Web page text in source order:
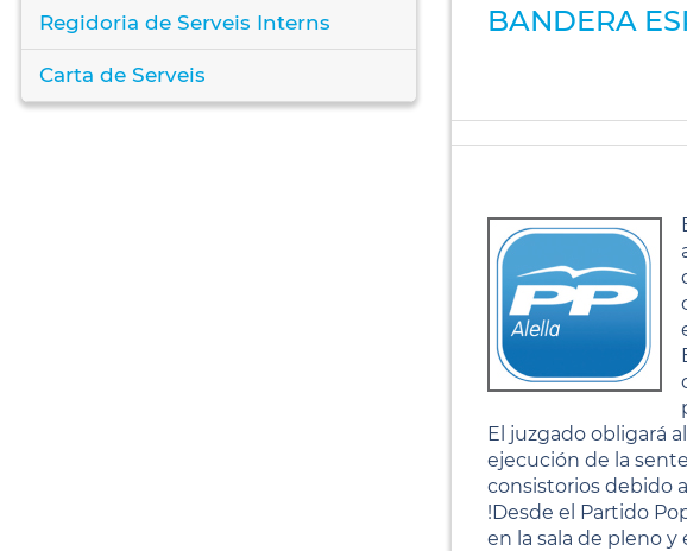
Regidoria de Serveis Interns
Carta de Serveis
BANDERA
El juzgado obligará
ejecución de la
consistorios debido
!Desde el Partido
en la sala de pleno